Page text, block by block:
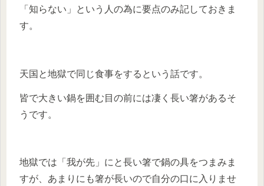
「知らない」という人の為に要点のみ記しておきま
す。
天国と地獄で同じ食事をするという話です。
皆で大きい鍋を囲む目の前には凄く長い箸があるそ
うです。
地獄では「我が先」にと長い箸で鍋の具をつまみま
すが、あまりにも箸が長いので自分の口に入りませ